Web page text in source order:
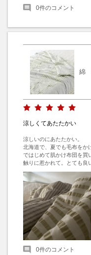
0件のコメント
綿
涼しくてあたたかい
涼しいのにあたたかい。
北海道で、夏でも毛布をか
ではじめて肌かけ布団を買
触りに惹かれて。とても良
0件のコメント